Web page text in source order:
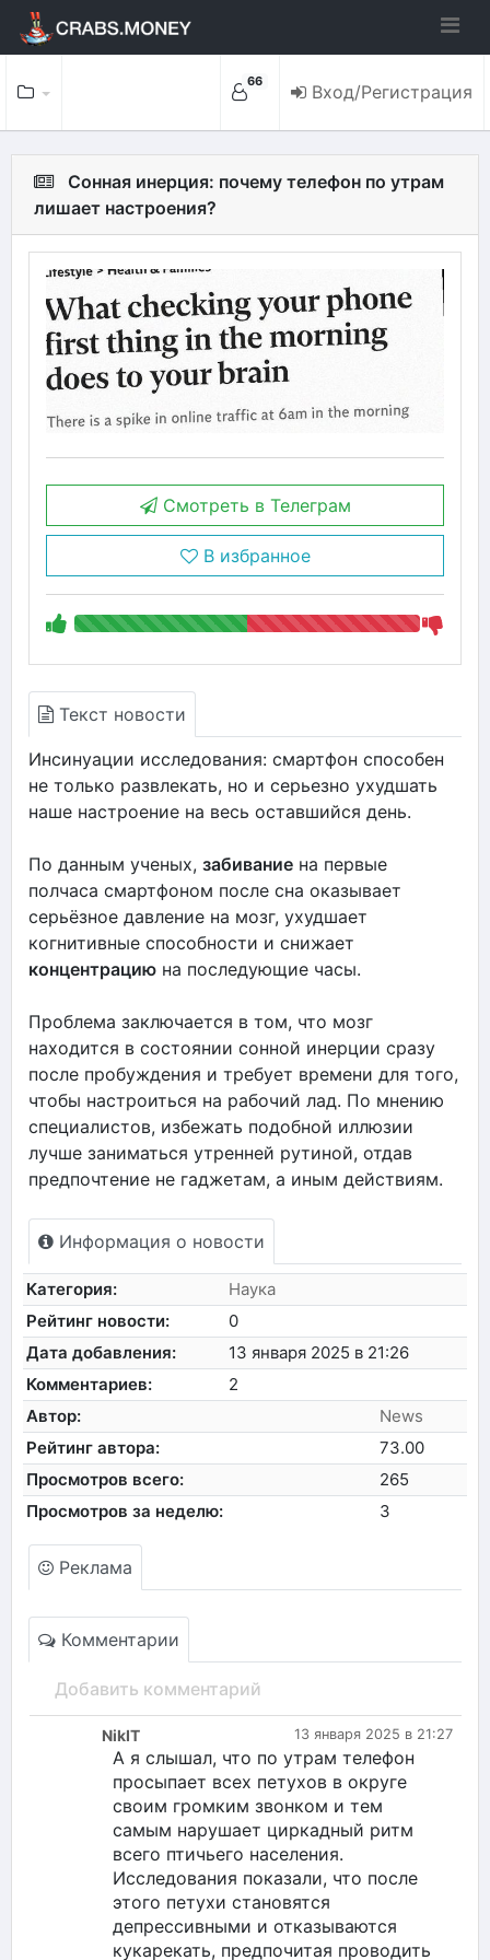
66 Вход/Регистрация
Сонная инерция: почему телефон по утрам
лишает настроения?
Смотреть в Телеграм
В избранное
Текст новости
Инсинуации исследования: смартфон способен
не только развлекать, но и серьезно ухудшать
наше настроение на весь оставшийся день.
По данным ученых, забивание на первые
полчаса смартфоном после сна оказывает
серьёзное давление на мозг, ухудшает
когнитивные способности и снижает
концентрацию на последующие часы.
Проблема заключается в том, что мозг
находится в состоянии сонной инерции сразу
после пробуждения и требует времени для того,
чтобы настроиться на рабочий лад. По мнению
специалистов, избежать подобной иллюзии
лучше заниматься утренней рутиной, отдав
предпочтение не гаджетам, а иным действиям.
Информация о новости
Категория:
Наука
Рейтинг новости:
0
Дата добавления:
13 января 2025 в 21:26
Комментариев:
2
Автор:
News
Рейтинг автора:
73.00
Просмотров всего:
265
Просмотров за неделю:
3
Реклама
Комментарии
Добавить комментарий
13 января 2025 в 21:27
NikIT
А я слышал, что по утрам телефон
просыпает всех петухов в округе
своим громким звонком и тем
самым нарушает циркадный ритм
всего птичьего населения.
Исследования показали, что после
этого петухи становятся
депрессивными и отказываются
кукарекать, предпочитая проводить